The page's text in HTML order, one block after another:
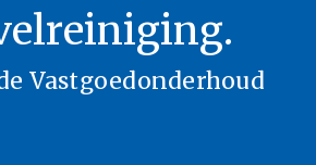
Vastgoedonderhoud